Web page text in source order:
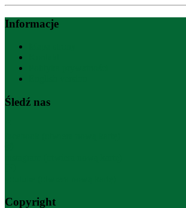
Informacje
Śledź nas
Copyright